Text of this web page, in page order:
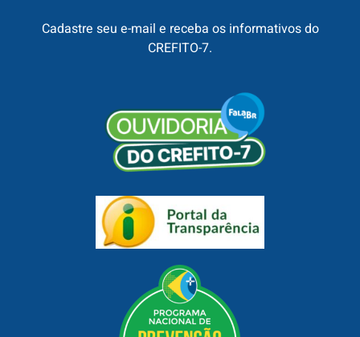
Cadastre seu e-mail e receba os informativos do
CREFITO-7.